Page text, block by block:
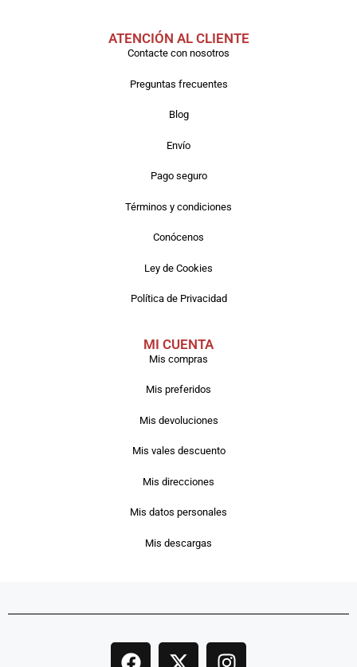
ATENCIÓN AL CLIENTE
Contacte con nosotros
Preguntas frecuentes
Blog
Envío
Pago seguro
Términos y condiciones
Conócenos
Ley de Cookies
Política de Privacidad
MI CUENTA
Mis compras
Mis preferidos
Mis devoluciones
Mis vales descuento
Mis direcciones
Mis datos personales
Mis descargas